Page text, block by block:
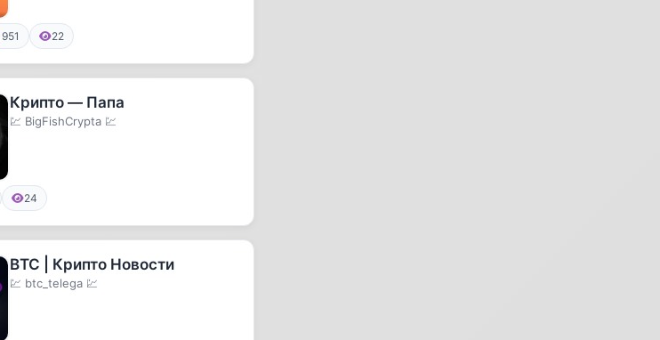
22
Крипто — Папа
💹 BigFishCrypta 💹
24
BTC | Крипто Новости
💹 btc_telega 💹